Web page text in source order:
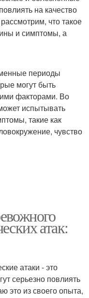
на качество
что такое
и симптомы, а
периоды
могут быть
факторами. Во
испытывать
такие как
чувство
атак:
атаки - это
серьезно повлиять
это из своего опыта,